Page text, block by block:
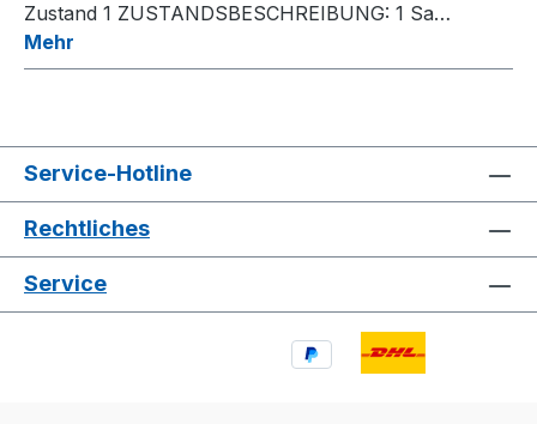
Zustand 1 ZUSTANDSBESCHREIBUNG: 1 Sa…
Mehr
Service-Hotline
Rechtliches
Service